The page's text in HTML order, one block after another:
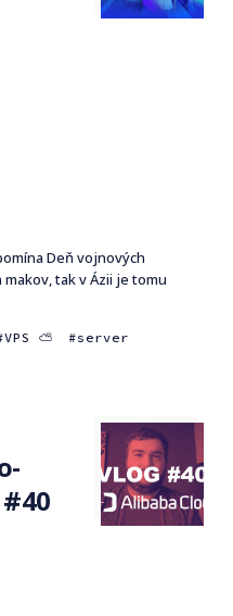
Deň vojnových
tak v Ázii je tomu
VPS ⛅️
server